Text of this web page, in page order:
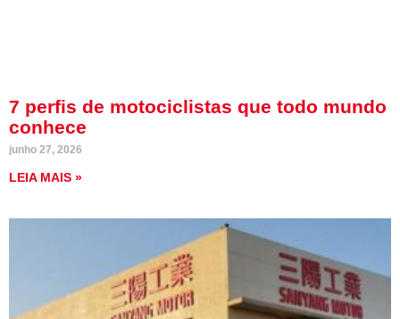
7 perfis de motociclistas que todo mundo
conhece
junho 27, 2026
LEIA MAIS »